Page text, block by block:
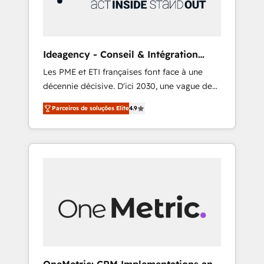
integrations 🤖 AI workflows & enrichment 📘
rely on for scalable revenue insights.
Ideagency - Conseil & Intégration
HubSpot
Les PME et ETI françaises font face à une
décennie décisive. D'ici 2030, une vague de
consolidation va recomposer le marché.
Seules survivront les entreprises qui auront
réussi leur transformation. Le problème ?
58% des dirigeants savent que l'IA est vitale
conscience totale, action nulle. La solution
s'appelle l'Entreprise Augmentée. Ce n'est pas
Parceiros de soluções Elite4.9